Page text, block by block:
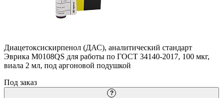
Диацетоксискирпенол (ДАС), аналитический стандарт
Эврика M0108QS для работы по ГОСТ 34140-2017, 100 мкг,
виала 2 мл, под аргоновой подушкой
Под заказ
?